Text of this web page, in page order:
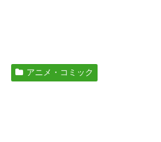
アニメ・コミック